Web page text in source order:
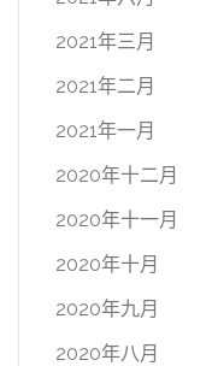
2021年三月
2021年二月
2021年一月
2020年十二月
2020年十一月
2020年十月
2020年九月
2020年八月